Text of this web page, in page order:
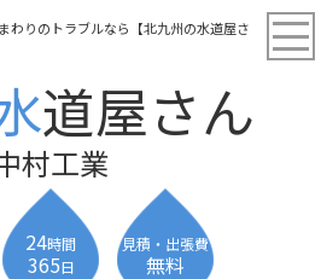
わりのトラブルなら【北九州の水道屋さ
水道屋さん
村工業
24時間
365日
見積・出張費
無料